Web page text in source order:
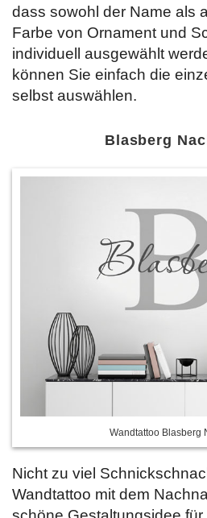
dass sowohl der Name als
Farbe von Ornament und
individuell ausgewählt
können Sie einfach die
selbst auswählen.
Blasberg
Wandtattoo Blasberg
Nicht zu viel
Wandtattoo mit dem